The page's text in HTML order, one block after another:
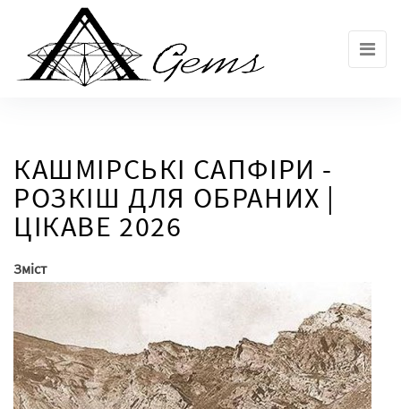
КАШМІРСЬКІ САПФІРИ -
РОЗКІШ ДЛЯ ОБРАНИХ |
ЦІКАВЕ 2026
Зміст